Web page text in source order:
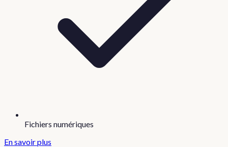
Fichiers numériques
En savoir plus